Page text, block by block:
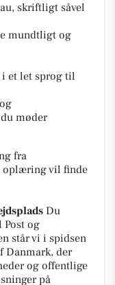
skriftligt såvel
mundtligt og
et let sprog til
møder
fra
oplæring vil finde
Du
og
står vi i spidsen
Danmark, der
og offentlige
på